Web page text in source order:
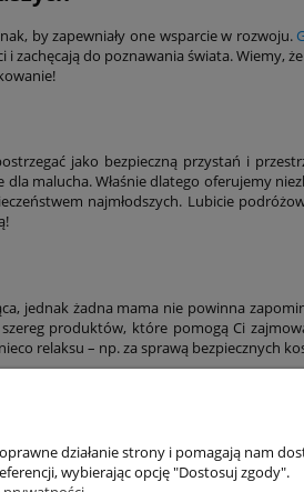
by zapewniały one wsparcie w rozwoju.
zachęcają do poznawania świata.
jako bezpieczną przystań i
malucha. Właśnie dlatego oferujemy
najmłodszych. Lubicie
jednak żadna mama nie powinna
produktów, które pomogą Ci
relaksu – np. za sprawą bezpiecznych
Warunki zakupów
działanie strony i pomagają nam
wybierając opcję "Dostosuj zgody".